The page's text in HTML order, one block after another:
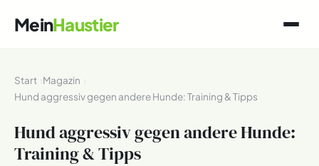
MeinHaustier
Start Magazin
Hund aggressiv gegen andere Hunde: Training & Tipps
Hund aggressiv gegen andere Hunde:
Training & Tipps